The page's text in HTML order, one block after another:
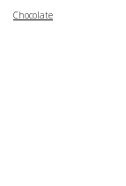
Chocolate